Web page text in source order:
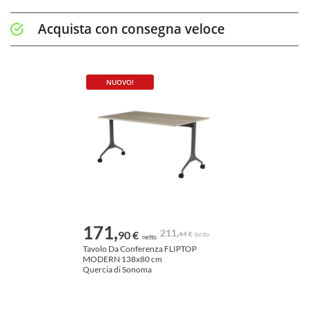
Acquista con consegna veloce
NUOVO!
171,90 € netto 211,44 € lordo
Tavolo Da Conferenza FLIPTOP
MODERN 138x80 cm
Quercia di Sonoma